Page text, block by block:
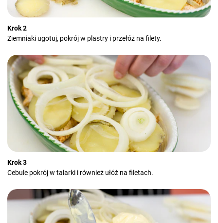
Krok 2
Ziemniaki ugotuj, pokrój w plastry i przełóż na filety.
Krok 3
Cebule pokrój w talarki i również ułóż na filetach.